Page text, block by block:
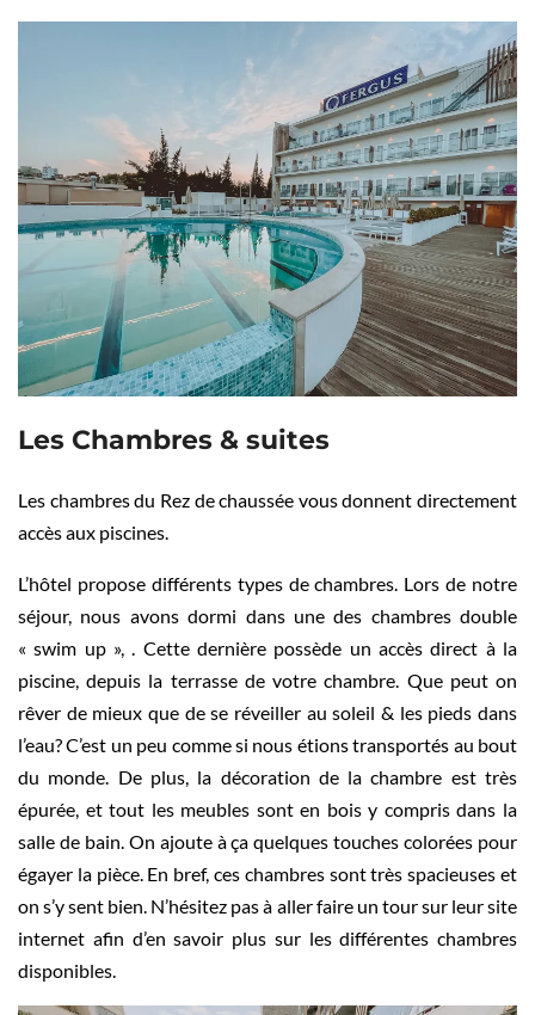
Les Chambres & suites
Les chambres du Rez de chaussée vous donnent directement
accès aux piscines.
L’hôtel propose différents types de chambres. Lors de notre
séjour, nous avons dormi dans une des chambres double
« swim up », . Cette dernière possède un accès direct à la
piscine, depuis la terrasse de votre chambre. Que peut on
rêver de mieux que de se réveiller au soleil & les pieds dans
l’eau? C’est un peu comme si nous étions transportés au bout
du monde. De plus, la décoration de la chambre est très
épurée, et tout les meubles sont en bois y compris dans la
salle de bain. On ajoute à ça quelques touches colorées pour
égayer la pièce. En bref, ces chambres sont très spacieuses et
on s’y sent bien. N’hésitez pas à aller faire un tour sur leur site
internet afin d’en savoir plus sur les différentes chambres
disponibles.